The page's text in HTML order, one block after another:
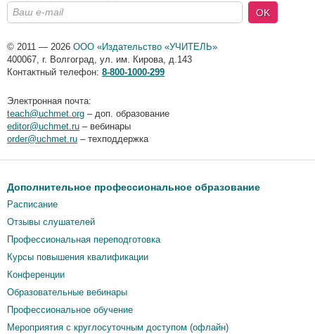
OK
© 2011 — 2026 ООО «Издательство «УЧИТЕЛЬ»
400067, г. Волгоград, ул. им. Кирова, д.143
Контактный телефон: 8-800-1000-299
Электронная почта:
teach@uchmet.org – доп. образование
editor@uchmet.ru – вебинары
order@uchmet.ru – техподдержка
Дополнительное профессиональное образование
Расписание
Отзывы слушателей
Профессиональная переподготовка
Курсы повышения квалификации
Конференции
Образовательные вебинары
Профессиональное обучение
Мероприятия c круглосуточным доступом (офлайн)